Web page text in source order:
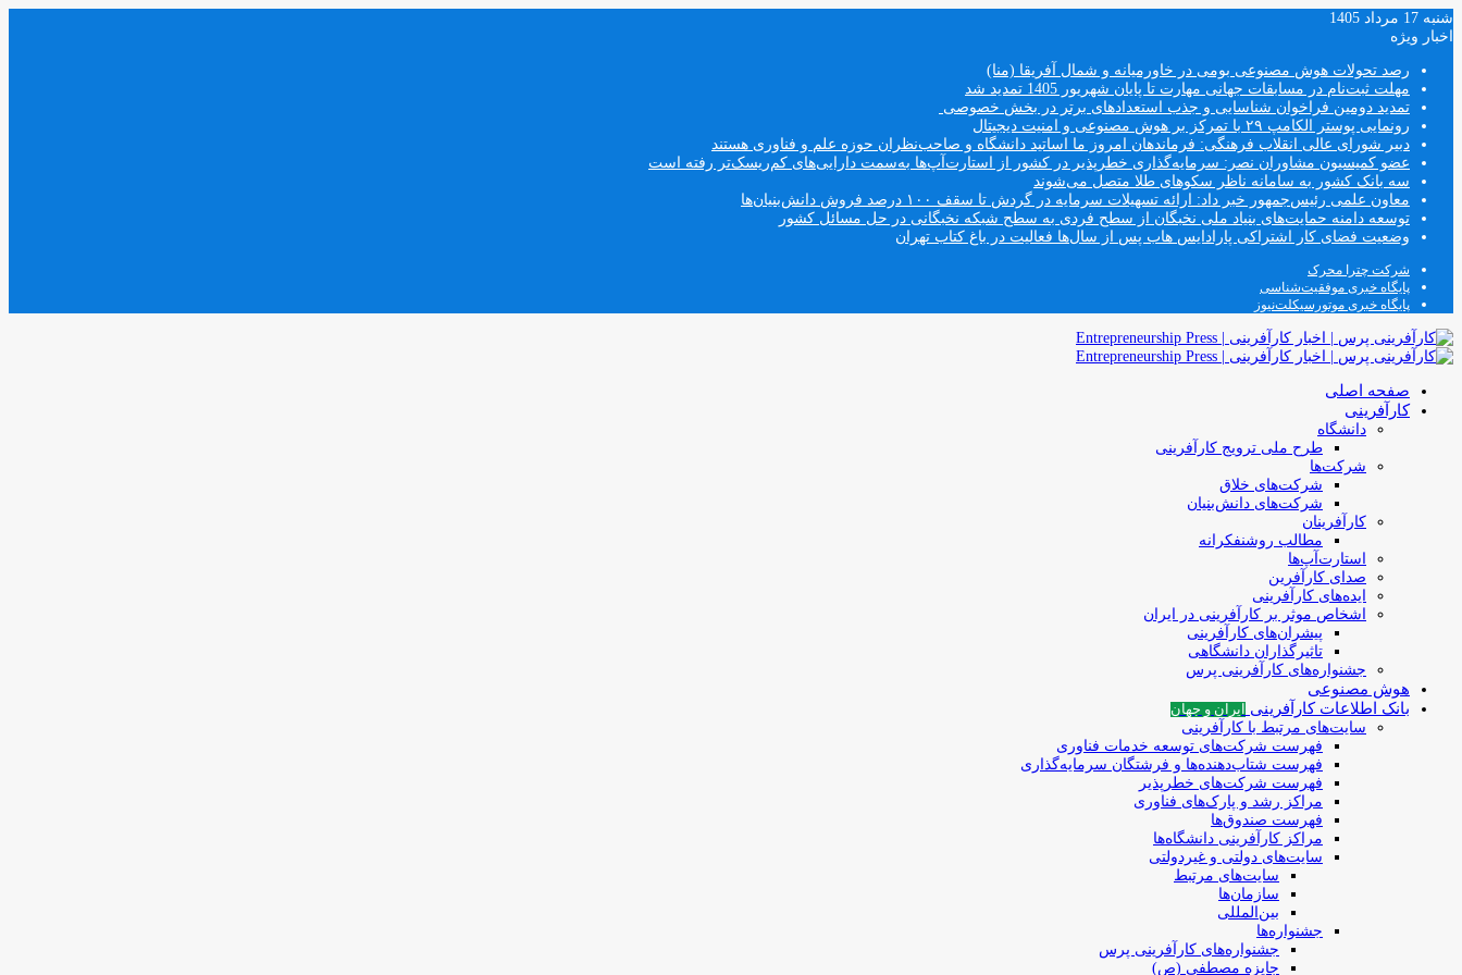
شنبه 17 مرداد 1405
اخبار ویژه
رصد تحولات هوش مصنوعی بومی در خاورمیانه و شمال آفریقا (منا)
مهلت ثبت‌نام در مسابقات جهانی مهارت تا پایان شهریور 1405 تمدید شد
تمدید دومین فراخوان شناسایی و جذب استعدادهای برتر در بخش خصوصی
رونمایی پوستر الکامپ ۲۹ با تمرکز بر هوش مصنوعی و امنیت دیجیتال
دبیر شورای عالی انقلاب فرهنگی: فرماندهان امروز ما اساتید دانشگاه و صاحب‌نظران حوزه علم و فناوری هستند
عضو کمیسیون مشاوران نصر: سرمایه‌گذاری خطرپذیر در کشور از استارت‌آپ‌ها به‌سمت دارایی‌های کم‌ریسک‌تر رفته است
سه بانک کشور به سامانه ناظر سکوهای طلا متصل می‌شوند
معاون علمی رئیس‌جمهور خبر داد: ارائه تسهیلات سرمایه در گردش تا سقف ۱۰۰ درصد فروش دانش‌بنیان‌ها
توسعه دامنه حمایت‌های بنیاد ملی نخبگان از سطح فردی به سطح شبکه نخبگانی در حل مسائل کشور
وضعیت فضای کار اشتراکی پارادایس هاب پس از سال‌ها فعالیت در باغ کتاب تهران
شرکت چترا محرک
پایگاه خبری موفقیت‌شناسی
پایگاه خبری موتورسیکلت‌نیوز
صفحه اصلی
کارآفرینی
دانشگاه
طرح ملی ترویج کارآفرینی
شرکت‌ها
شرکت‌های خلاق
شرکت‌های دانش‌بنیان
کارآفرینان
مطالب روشنفکرانه
استارت‌آپ‌ها
صدای کارآفرین
ایده‌های کارآفرینی
اشخاص موثر بر کارآفرینی در ایران
پیشران‌های کارآفرینی
تاثیرگذاران دانشگاهی
جشنواره‌های کارآفرینی‌ پرس
هوش مصنوعی
بانک اطلاعات کارآفرینی
ایران و جهان
سایت‌های مرتبط با کارآفرینی
فهرست شرکت‌های‌‌ توسعه‌ خدمات فناوری
فهرست شتاب‌دهنده‌ها‌ و فرشتگان‌ سرمایه‌گذاری
فهرست شرکت‌های خطرپذیر
مراکز رشد و پارک‌های فناوری
فهرست صندوق‌ها
مراکز کارآفرینی دانشگاه‌ها
سایت‌های دولتی و غیردولتی
سایت‌های مرتبط
سازمان‌ها
بین‌المللی
جشنواره‌ها
جشنواره‌های کارآفرینی‌ پرس
جایزه مصطفی (ص)